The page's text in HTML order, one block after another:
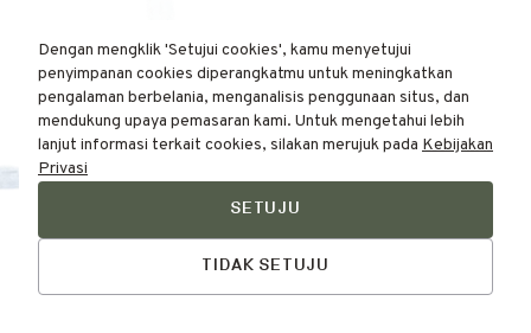
Dengan mengklik 'Setujui cookies', kamu menyetujui
penyimpanan cookies diperangkatmu untuk meningkatkan
pengalaman berbelania, menganalisis penggunaan situs, dan
mendukung upaya pemasaran kami. Untuk mengetahui lebih
lanjut informasi terkait cookies, silakan merujuk pada Kebijakan
Privasi
SETUJU
TIDAK SETUJU
Find Your